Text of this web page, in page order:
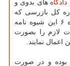
دادگاه های بدوی و
کل بازرسی که
اطلاعات فاکتورهای مربوط به آنها بر طبق ماده ۶ این شیوه نامه
لازم را بصورت
نمایند.
بوده و در صورت